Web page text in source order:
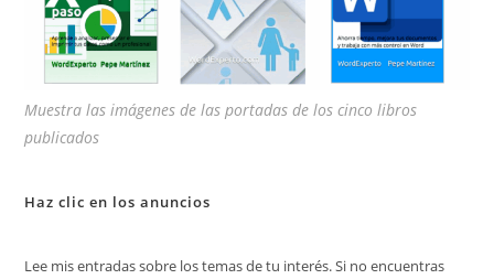
Muestra las imágenes de las portadas de los cinco libros
publicados
Haz clic en los anuncios
Lee mis entradas sobre los temas de tu interés. Si no encuentras